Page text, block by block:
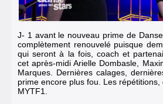
J- 1 avant le nouveau prime de
complètement renouvelé puisque
qui seront à la fois, coach et
cet après-midi Arielle Dombasle,
Marques. Dernières calages,
prime encore plus fou. Les répétitions,
MYTF1.